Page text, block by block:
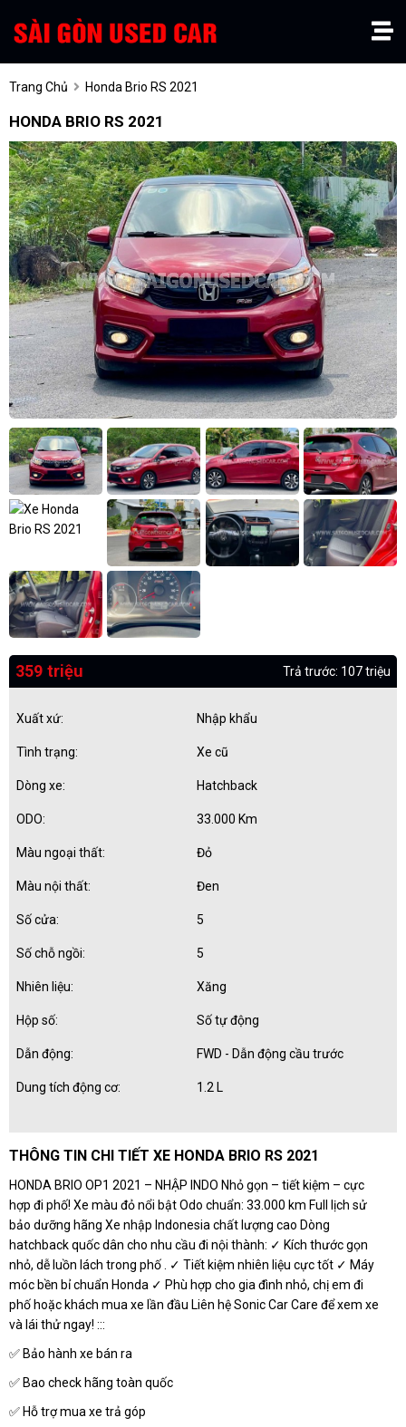
Trang Chủ Honda Brio RS 2021
HONDA BRIO RS 2021
359 triệu Trả trước: 107 triệu
Xuất xứ: Nhập khẩu
Tình trạng: Xe cũ
Dòng xe: Hatchback
ODO: 33.000 Km
Màu ngoại thất: Đỏ
Màu nội thất: Đen
Số cửa: 5
Số chỗ ngồi: 5
Nhiên liệu: Xăng
Hộp số: Số tự động
Dẫn động: FWD - Dẫn động cầu trước
Dung tích động cơ: 1.2 L
THÔNG TIN CHI TIẾT XE HONDA BRIO RS 2021
HONDA BRIO OP1 2021 – NHẬP INDO Nhỏ gọn – tiết kiệm – cực
hợp đi phố! Xe màu đỏ nổi bật Odo chuẩn: 33.000 km Full lịch sử
bảo dưỡng hãng Xe nhập Indonesia chất lượng cao Dòng
hatchback quốc dân cho nhu cầu đi nội thành: ✓ Kích thước gọn
nhỏ, dễ luồn lách trong phố . ✓ Tiết kiệm nhiên liệu cực tốt ✓ Máy
móc bền bỉ chuẩn Honda ✓ Phù hợp cho gia đình nhỏ, chị em đi
phố hoặc khách mua xe lần đầu Liên hệ Sonic Car Care để xem xe
và lái thử ngay! :::
✅ Bảo hành xe bán ra
✅ Bao check hãng toàn quốc
✅ Hỗ trợ mua xe trả góp